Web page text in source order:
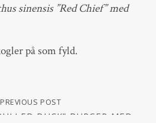
sinensis ”Red Chief” med
på som fyld.
POST
DUCK” BURGER MED